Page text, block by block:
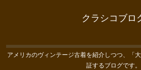
クラシコブロ
アメリカのヴィンテージ古着を紹介しつつ、「
証するブログです。